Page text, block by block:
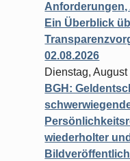
Anforderungen,
Ein Überblick
02.08.2026
Dienstag,
BGH:
wiederholter